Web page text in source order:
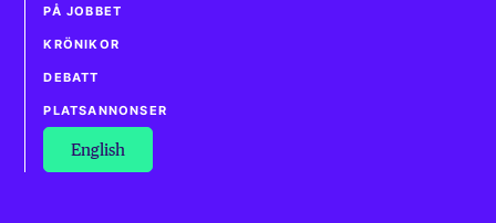
PÅ JOBBET
KRÖNIKOR
DEBATT
PLATSANNONSER
English